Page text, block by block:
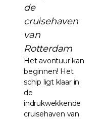
de
cruisehaven
van
Rotterdam
Het avontuur kan
beginnen! Het
schip ligt klaar in
de
indrukwekkende
cruisehaven van